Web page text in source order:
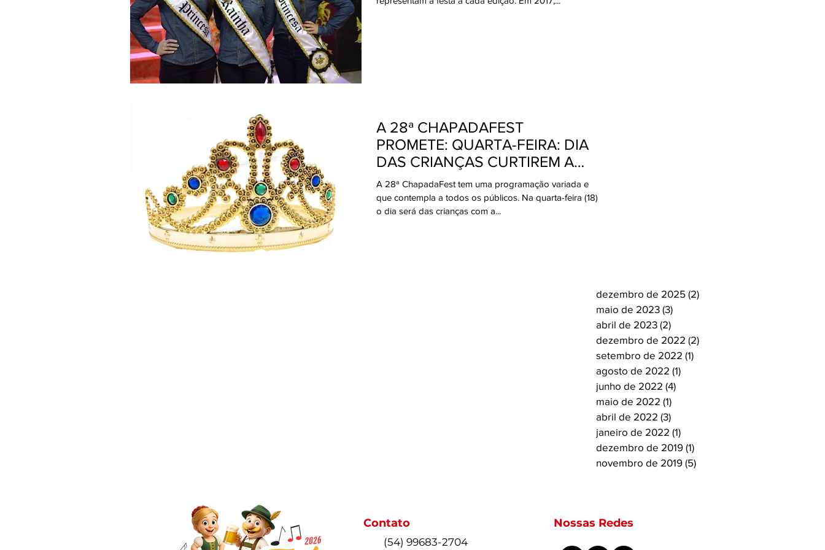
A 28ª CHAPADAFEST
PROMETE: QUARTA-FEIRA: DIA
DAS CRIANÇAS CURTIREM A
FESTA
A 28ª ChapadaFest tem uma programação variada e
que contempla a todos os públicos. Na quarta-feira (18)
o dia será das crianças com a...
dezembro de 2025 (2)
maio de 2023 (3)
abril de 2023 (2)
dezembro de 2022 (2)
setembro de 2022 (1)
agosto de 2022 (1)
junho de 2022 (4)
maio de 2022 (1)
abril de 2022 (3)
janeiro de 2022 (1)
dezembro de 2019 (1)
novembro de 2019 (5)
Contato
(54) 99683-2704
Nossas Redes